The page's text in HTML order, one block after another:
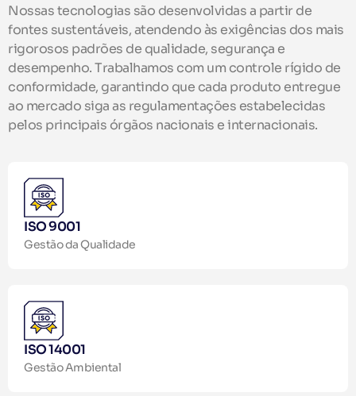
Nossas tecnologias são desenvolvidas a partir de
fontes sustentáveis, atendendo às exigências dos mais
rigorosos padrões de qualidade, segurança e
desempenho. Trabalhamos com um controle rígido de
conformidade, garantindo que cada produto entregue
ao mercado siga as regulamentações estabelecidas
pelos principais órgãos nacionais e internacionais.
ISO 9001
Gestão da Qualidade
ISO 14001
Gestão Ambiental